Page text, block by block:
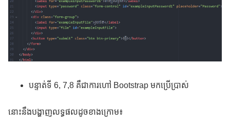
បន្ទាត់ទី 6, 7,8 គឺជាការហៅ Bootstrap មកប្រើប្រាស់
នោះនឹងបង្ហាញលទ្ធផលដូចខាងក្រោម៖